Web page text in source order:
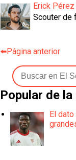
Erick Pérez
Scouter de
⬅️Página anterior
Popular de la
El